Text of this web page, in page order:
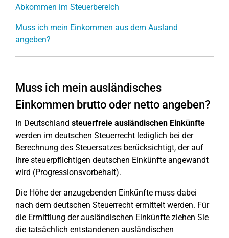
Abkommen im Steuerbereich
Muss ich mein Einkommen aus dem Ausland
angeben?
Muss ich mein ausländisches
Einkommen brutto oder netto angeben?
In Deutschland steuerfreie ausländischen Einkünfte
werden im deutschen Steuerrecht lediglich bei der
Berechnung des Steuersatzes berücksichtigt, der auf
Ihre steuerpflichtigen deutschen Einkünfte angewandt
wird (Progressionsvorbehalt).
Die Höhe der anzugebenden Einkünfte muss dabei
nach dem deutschen Steuerrecht ermittelt werden. Für
die Ermittlung der ausländischen Einkünfte ziehen Sie
die tatsächlich entstandenen ausländischen